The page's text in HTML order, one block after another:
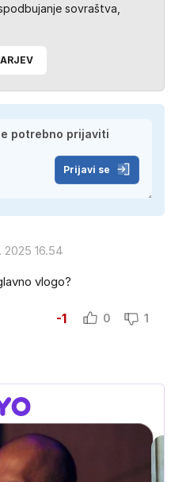
sovraštva,
Prijavi se
2025 16.54
vlogo?
-1 0 1